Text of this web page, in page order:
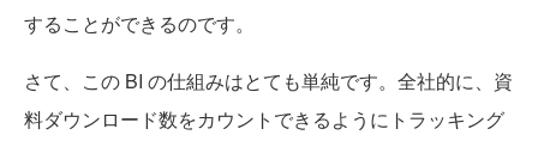
することができるのです。
さて、この BI の仕組みはとても単純です。全社的に、資
料ダウンロード数をカウントできるようにトラッキング